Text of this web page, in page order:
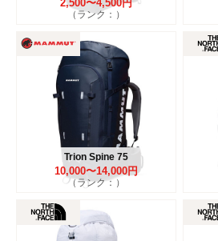
2,500〜4,500円
（ランク：）
Trion Spine 75
10,000〜14,000円
（ランク：）